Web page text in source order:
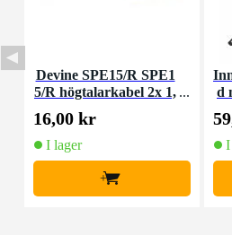
Devine SPE15/R SPE1
5/R högtalarkabel 2x 1,
5 mm2 per meter
16,00 kr
I lager
+
d
I